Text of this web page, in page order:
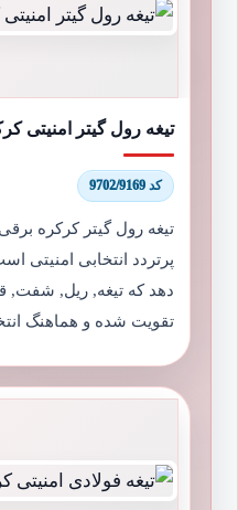
تیغه رول گیتر امنیتی
کد 9702/9169
تیغه رول گیتر کرکره
پرتردد انتخابی امنیتی
دهد که تیغه, ریل, شفت,
تقویت شده و هماهنگ